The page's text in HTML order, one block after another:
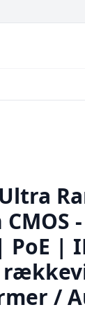
-
|
/